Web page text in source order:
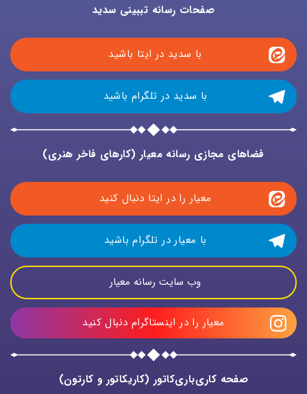
صفحات رسانه تببینی سدید
با سدید در ایتا باشید
با سدید در تلگرام باشید
فضاهای مجازی رسانه معیار (کارهای فاخر هنری)
معیار را در ایتا دنبال کنید
با معیار در تلگرام باشید
وب سایت رسانه معیار
معیار را در اینستاگرام دنبال کنید
صفحه کاری‌باری‌کاتور (کاریکاتور و کارتون)